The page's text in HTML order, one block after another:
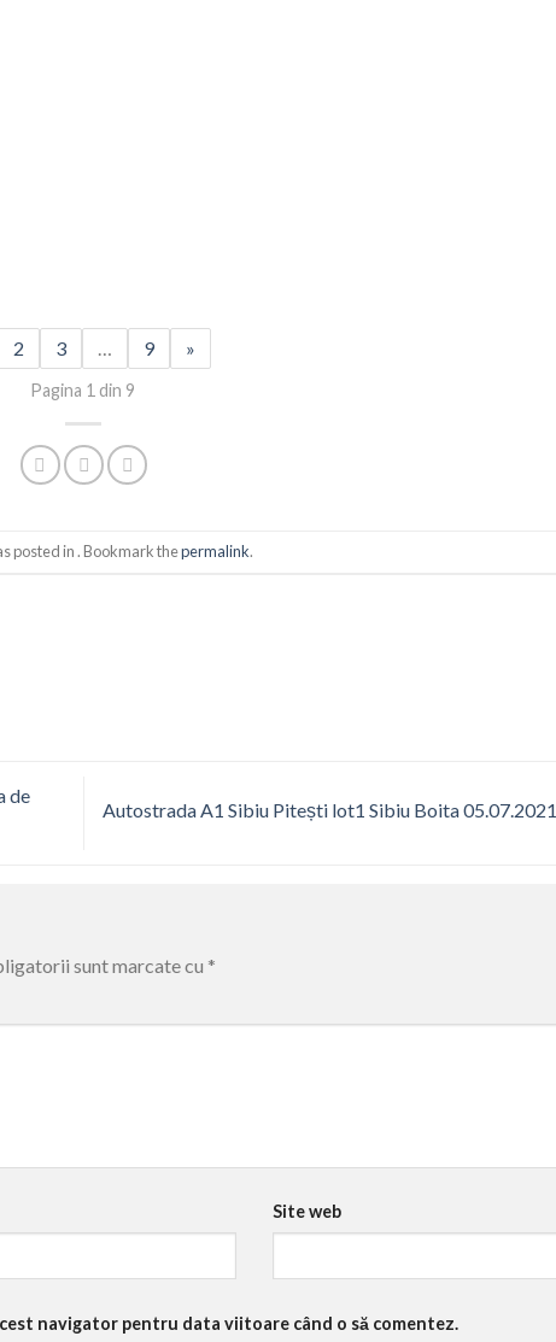
2 3 … 9 »
Pagina 1 din 9
posted in . Bookmark thepermalink.
de
Autostrada A1 Sibiu Pitești lot1 Sibiu Boita 05.07.2021
sunt marcate cu *
Site web
navigator pentru data viitoare când o să comentez.